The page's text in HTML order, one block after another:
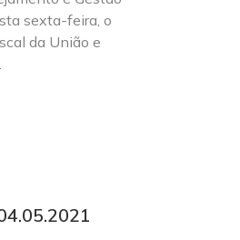
sexta-feira, o
da União e